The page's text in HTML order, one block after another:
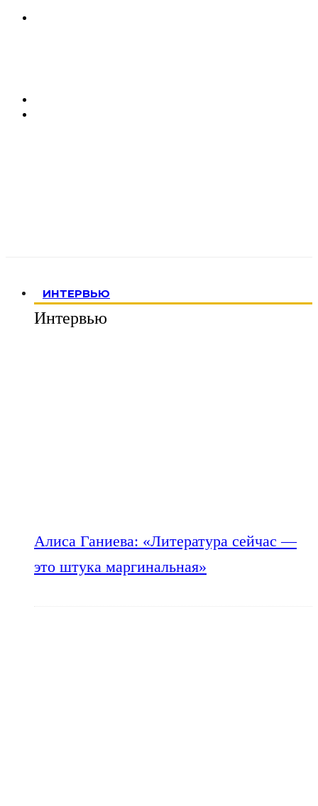
ИНТЕРВЬЮ
Интервью
Алиса Ганиева: «Литература сейчас —
это штука маргинальная»